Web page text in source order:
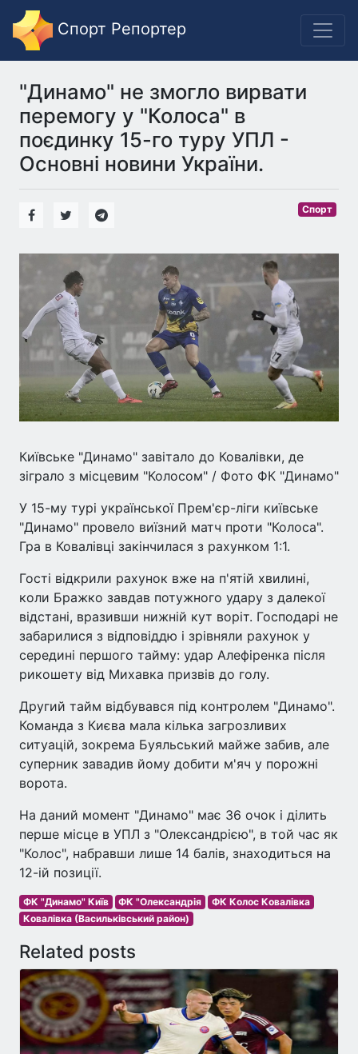
Спорт Репортер
"Динамо" не змогло вирвати
перемогу у "Колоса" в
поєдинку 15-го туру УПЛ -
Основні новини України.
Спорт
Київське "Динамо" завітало до Ковалівки, де
зіграло з місцевим "Колосом" / Фото ФК "Динамо"
У 15-му турі української Прем'єр-ліги київське
"Динамо" провело виїзний матч проти "Колоса".
Гра в Ковалівці закінчилася з рахунком 1:1.
Гості відкрили рахунок вже на п'ятій хвилині,
коли Бражко завдав потужного удару з далекої
відстані, вразивши нижній кут воріт. Господарі не
забарилися з відповіддю і зрівняли рахунок у
середині першого тайму: удар Алефіренка після
рикошету від Михавка призвів до голу.
Другий тайм відбувався під контролем "Динамо".
Команда з Києва мала кілька загрозливих
ситуацій, зокрема Буяльський майже забив, але
суперник завадив йому добити м'яч у порожні
ворота.
На даний момент "Динамо" має 36 очок і ділить
перше місце в УПЛ з "Олександрією", в той час як
"Колос", набравши лише 14 балів, знаходиться на
12-ій позиції.
ФК "Динамо" Київ ФК "Олександрія
ФК Колос Ковалівка
Ковалівка (Васильківський район)
Related posts